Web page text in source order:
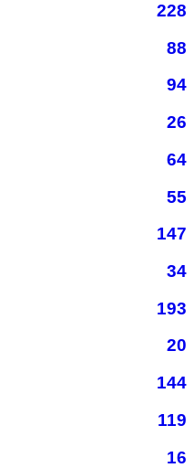
228
88
94
26
64
55
147
34
193
20
144
119
16